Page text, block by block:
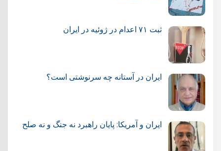
ثبت ۷۱ اعدام در ژوئيه در ایران
ایران در آستانه چه سرنوشتی است؟
ایران و آمریکا: پایان راهبرد نه جنگ و نه صلح